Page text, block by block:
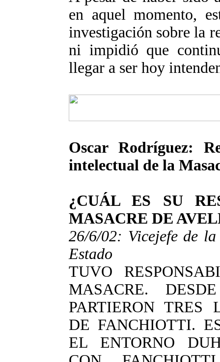
en aquel momento,
investigación sobre la
ni impidió que
llegar a ser hoy
Oscar Rodríguez:
intelectual de la
¿CUÁL ES SU
MASACRE DE
26/6/02: Vicejefe de
Estado
TUVO
MASACRE.
PARTIERON
DE FANCHIOTTI.
EL ENTORNO